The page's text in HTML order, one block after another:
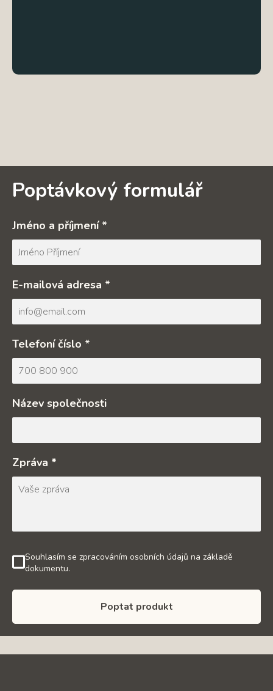
Poptávkový formulář
Jméno a příjmení *
E-mailová adresa *
Telefoní číslo *
Název společnosti
Zpráva *
Souhlasím se zpracováním osobních údajů na základě
dokumentu.
Poptat produkt